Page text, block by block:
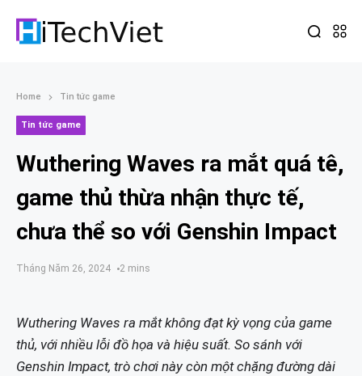
Home Tin tức game
Tin tức game
Wuthering Waves ra mắt quá tê,
game thủ thừa nhận thực tế,
chưa thể so với Genshin Impact
Tháng Năm 26, 2024 2 mins
Wuthering Waves ra mắt không đạt kỳ vọng của game
thủ, với nhiều lỗi đồ họa và hiệu suất. So sánh với
Genshin Impact, trò chơi này còn một chặng đường dài